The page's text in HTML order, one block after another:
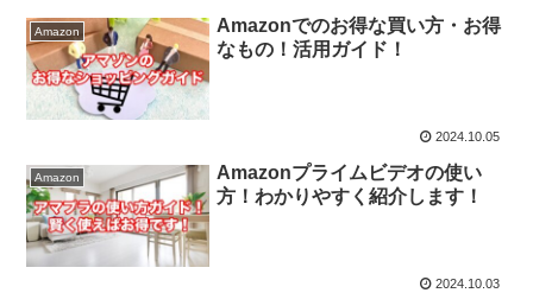
Amazon
Amazonでのお得な買い方・お得
なもの！活用ガイド！
2024.10.05
Amazon
Amazonプライムビデオの使い
方！わかりやすく紹介します！
2024.10.03